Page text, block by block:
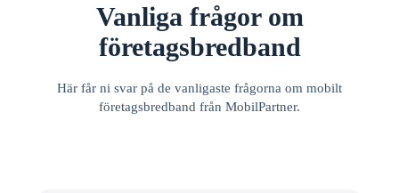
Vanliga frågor om
företagsbredband
Här får ni svar på de vanligaste frågorna om mobilt
företagsbredband från MobilPartner.